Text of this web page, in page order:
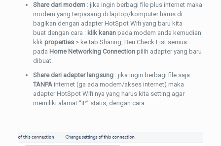
Share dari modem: jika ingin berbagi file plus internet maka
modem yang terpasang di laptop/komputer harus di
bagikan dengan adapter HotSpot Wifi yang baru kita
buat dengan cara : klik kananpada modem anda kemudian
klik properties> ke tab Sharing, Beri Check List semua
pada Home Networking Connectionpilih adapter yang baru
dibuat.
Share dari adapter langsung: jika ingin berbagi file saja
TANPAinternet (ga ada modem/akses internet) maka
adapter HotSpot Wifi nya yang harus kita setting agar
memiliki alamat “IP” statis, dengan cara :